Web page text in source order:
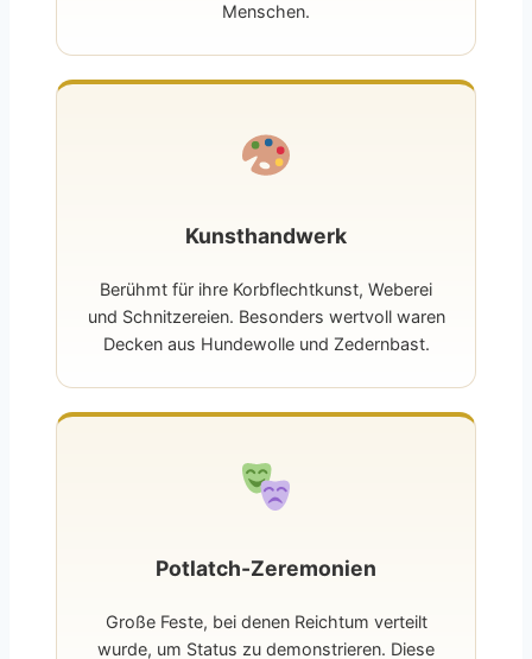
Menschen.
Kunsthandwerk
Berühmt für ihre Korbflechtkunst, Weberei
und Schnitzereien. Besonders wertvoll waren
Decken aus Hundewolle und Zedernbast.
Potlatch-Zeremonien
Große Feste, bei denen Reichtum verteilt
wurde, um Status zu demonstrieren. Diese